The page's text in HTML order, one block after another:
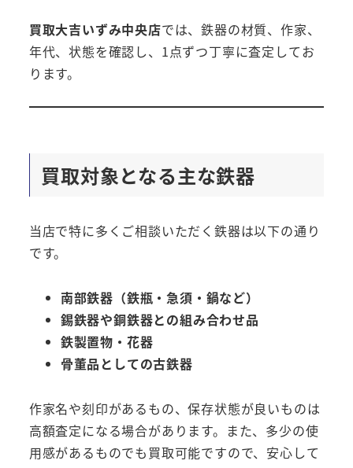
買取大吉いずみ中央店では、鉄器の材質、作家、
年代、状態を確認し、1点ずつ丁寧に査定してお
ります。
買取対象となる主な鉄器
当店で特に多くご相談いただく鉄器は以下の通り
です。
南部鉄器（鉄瓶・急須・鍋など）
錫鉄器や銅鉄器との組み合わせ品
鉄製置物・花器
骨董品としての古鉄器
作家名や刻印があるもの、保存状態が良いものは
高額査定になる場合があります。また、多少の使
用感があるものでも買取可能ですので、安心して